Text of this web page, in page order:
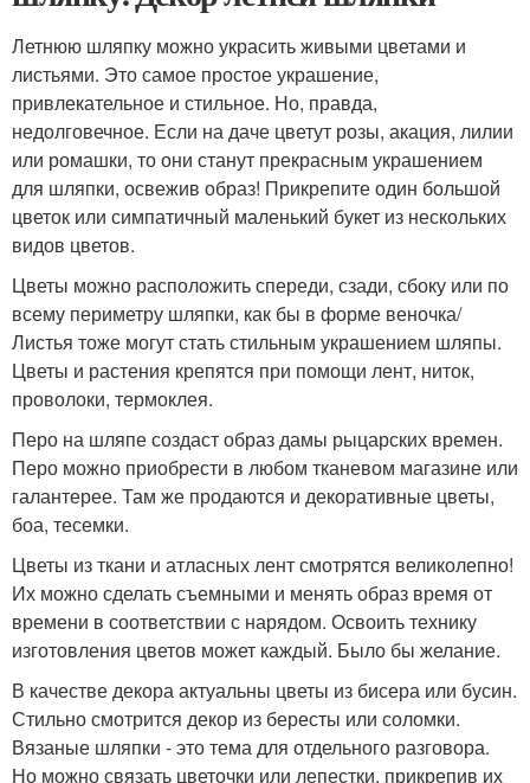
Летнюю шляпку можно украсить живыми цветами и
листьями. Это самое простое украшение,
привлекательное и стильное. Но, правда,
недолговечное. Если на даче цветут розы, акация, лилии
или ромашки, то они станут прекрасным украшением
для шляпки, освежив образ! Прикрепите один большой
цветок или симпатичный маленький букет из нескольких
видов цветов.
Цветы можно расположить спереди, сзади, сбоку или по
всему периметру шляпки, как бы в форме веночка/
Листья тоже могут стать стильным украшением шляпы.
Цветы и растения крепятся при помощи лент, ниток,
проволоки, термоклея.
Перо на шляпе создаст образ дамы рыцарских времен.
Перо можно приобрести в любом тканевом магазине или
галантерее. Там же продаются и декоративные цветы,
боа, тесемки.
Цветы из ткани и атласных лент смотрятся великолепно!
Их можно сделать съемными и менять образ время от
времени в соответствии с нарядом. Освоить технику
изготовления цветов может каждый. Было бы желание.
В качестве декора актуальны цветы из бисера или бусин.
Стильно смотрится декор из бересты или соломки.
Вязаные шляпки - это тема для отдельного разговора.
Но можно связать цветочки или лепестки, прикрепив их